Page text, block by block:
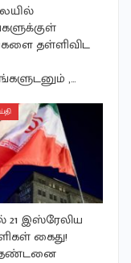
தள்ளிவிட
,…
21 இஸ்ரேலிய
கைது!